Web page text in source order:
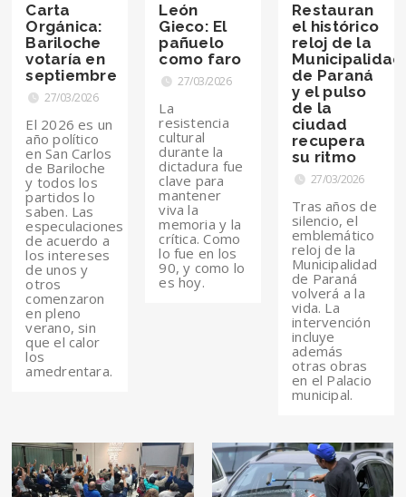
Carta
Orgánica:
Bariloche
votaría en
septiembre
27/03/2026
El 2026 es un
año político
en San Carlos
de Bariloche
y todos los
partidos lo
saben. Las
especulaciones
de acuerdo a
los intereses
de unos y
otros
comenzaron
en pleno
verano, sin
que el calor
los
amedrentara.
León
Gieco: El
pañuelo
como faro
27/03/2026
La
resistencia
cultural
durante la
dictadura fue
clave para
mantener
viva la
memoria y la
crítica. Como
lo fue en los
90, y como lo
es hoy.
Restauran
el histórico
reloj de la
Municipalidad
de Paraná
y el pulso
de la
ciudad
recupera
su ritmo
27/03/2026
Tras años de
silencio, el
emblemático
reloj de la
Municipalidad
de Paraná
volverá a la
vida. La
intervención
incluye
además
otras obras
en el Palacio
municipal.